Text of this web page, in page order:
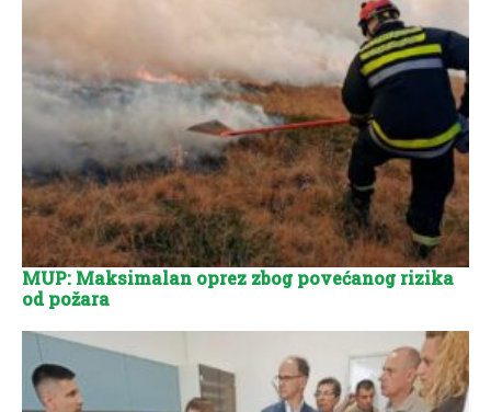
MUP: Maksimalan oprez zbog povećanog rizika
od požara